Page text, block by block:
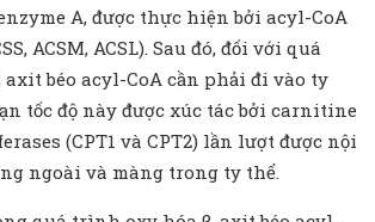
A, được thực hiện bởi acyl-CoA
ACSM, ACSL). Sau đó, đối với quá
béo acyl-CoA cần phải đi vào ty
tốc độ này được xúc tác bởi carnitine
(CPT1 và CPT2) lần lượt được nội
ngoài và màng trong ty thể.